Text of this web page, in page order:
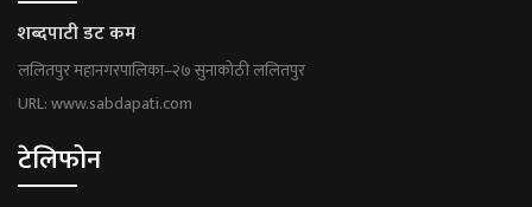
शब्दपाटी डट कम
ललितपुर महानगरपालिका–२७ सुनाकोठी ललितपुर
URL: www.sabdapati.com
टेलिफोन